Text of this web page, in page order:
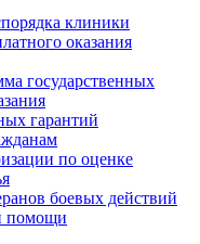
клиники
оказания
государственных
гарантий
по оценке
боевых действий
помощи